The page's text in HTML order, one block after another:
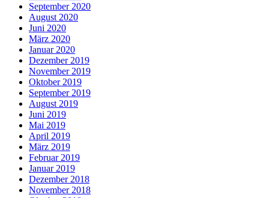
September 2020
August 2020
Juni 2020
März 2020
Januar 2020
Dezember 2019
November 2019
Oktober 2019
September 2019
August 2019
Juni 2019
Mai 2019
April 2019
März 2019
Februar 2019
Januar 2019
Dezember 2018
November 2018